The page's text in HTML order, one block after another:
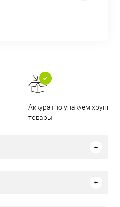
Аккуратно упакуем хрупкие
товары